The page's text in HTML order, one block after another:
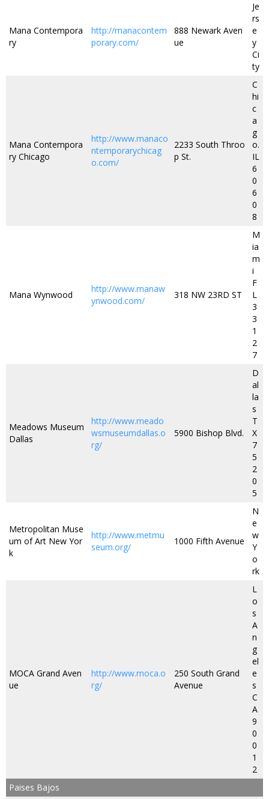
Mana Contempora
ry
http://manacontem
porary.com/
888 Newark Aven
ue
Je
rs
e
y
Ci
ty
Mana Contempora
ry Chicago
http://www.manaco
ntemporarychicag
o.com/
2233 South Throo
p St.
C
hi
c
a
g
o.
IL
6
0
6
0
8
Mana Wynwood
http://www.manaw
ynwood.com/
318 NW 23RD ST
M
ia
m
i
F
L
3
3
1
2
7
Meadows Museum
Dallas
http://www.meado
wsmuseumdallas.o
rg/
5900 Bishop Blvd.
D
al
la
s
T
X
7
5
2
0
5
Metropolitan Muse
um of Art New Yor
k
http://www.metmu
seum.org/
1000 Fifth Avenue
N
e
w
Y
o
rk
MOCA Grand Aven
ue
http://www.moca.o
rg/
250 South Grand
Avenue
L
o
s
A
n
g
el
e
s
C
A
9
0
0
1
2
Paises Bajos